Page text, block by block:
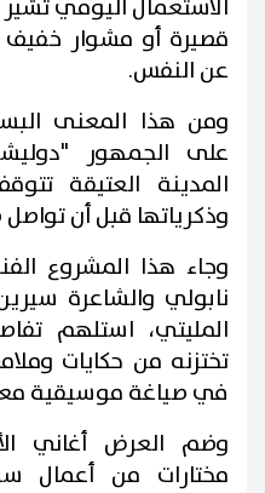
الاستعمال اليومي
قصيرة أو مشوار خفيف
عن النفس.
ومن هذا المعنى
على الجمهور
المدينة العتيقة
وذكرياتها قبل أن
وجاء هذا المشروع
نابولي والشاعرة
المليتي، استلهم
تختزنه من حكايات
في صياغة موسيقية
وضم العرض أغاني
مختارات من أعمال